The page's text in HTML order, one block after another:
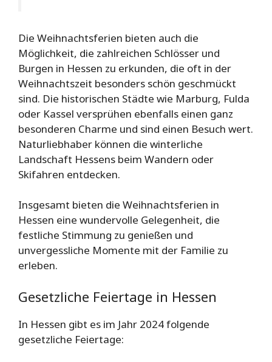
Die Weihnachtsferien bieten auch die
Möglichkeit, die zahlreichen Schlösser und
Burgen in Hessen zu erkunden, die oft in der
Weihnachtszeit besonders schön geschmückt
sind. Die historischen Städte wie Marburg, Fulda
oder Kassel versprühen ebenfalls einen ganz
besonderen Charme und sind einen Besuch wert.
Naturliebhaber können die winterliche
Landschaft Hessens beim Wandern oder
Skifahren entdecken.
Insgesamt bieten die Weihnachtsferien in
Hessen eine wundervolle Gelegenheit, die
festliche Stimmung zu genießen und
unvergessliche Momente mit der Familie zu
erleben.
Gesetzliche Feiertage in Hessen
In Hessen gibt es im Jahr 2024 folgende
gesetzliche Feiertage: